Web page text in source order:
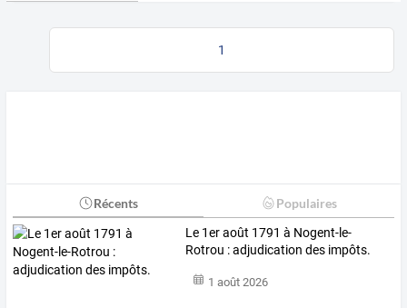
1
Récents Populaires
Le 1er août 1791 à Nogent-le-
Rotrou : adjudication des impôts.
1 août 2026